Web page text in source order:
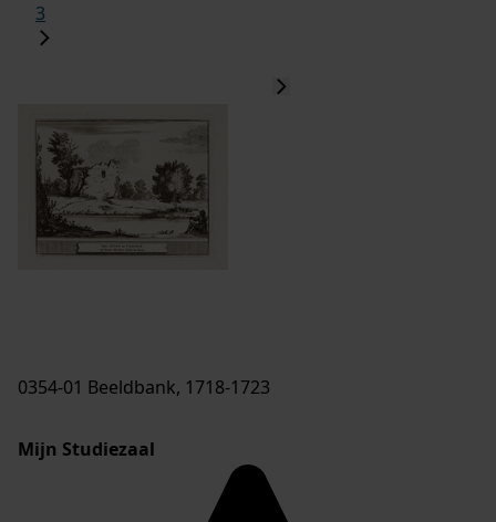
3
0354-01 Beeldbank, 1718-1723
Mijn Studiezaal